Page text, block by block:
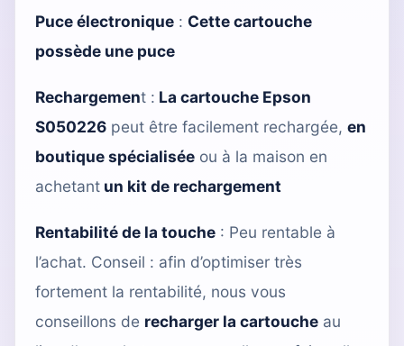
Puce électronique : Cette cartouche
possède une puce
Rechargement : La cartouche Epson
S050226 peut être facilement rechargée, en
boutique spécialisée ou à la maison en
achetant un kit de rechargement
Rentabilité de la touche : Peu rentable à
l’achat. Conseil : afin d’optimiser très
fortement la rentabilité, nous vous
conseillons de recharger la cartouche au